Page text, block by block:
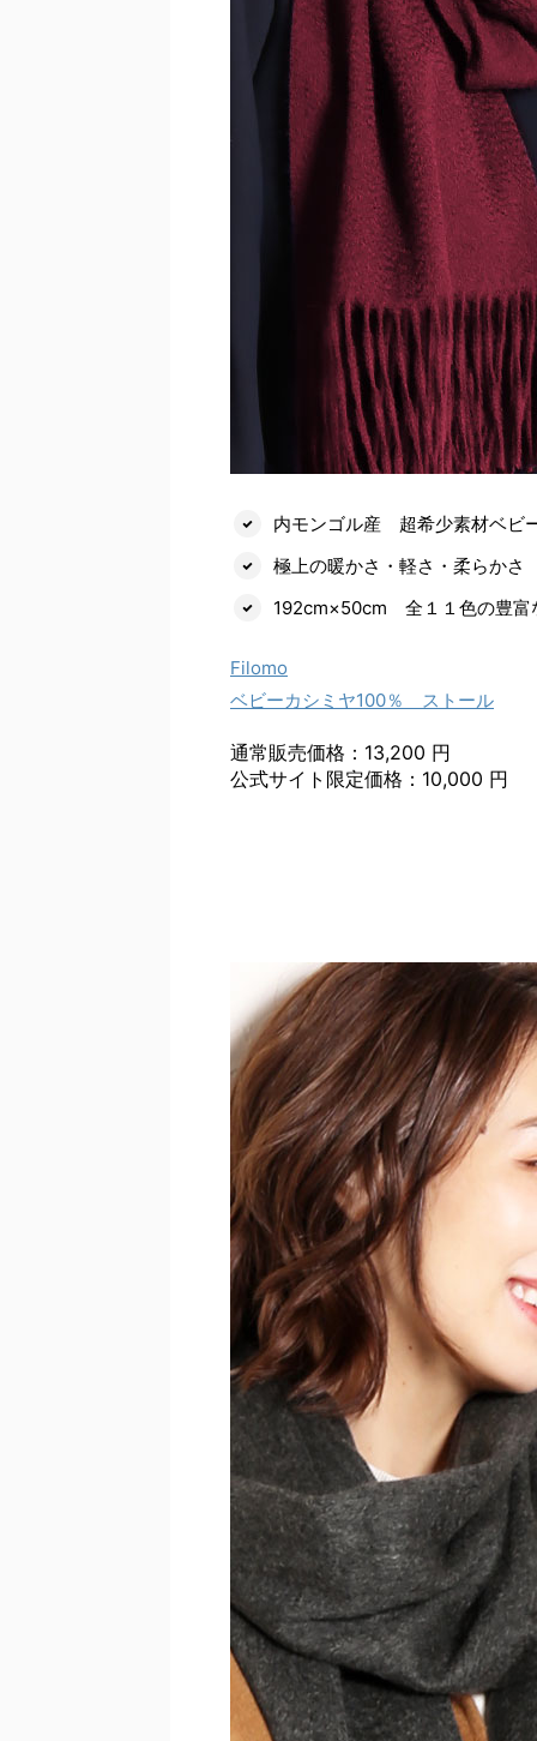
内モンゴル産 超希少素材ベビ
極上の暖かさ・軽さ・柔らかさ
192cm×50cm 全１１色の豊富
Filomo
ベビーカシミヤ100％ ストール
通常販売価格：13,200 円
公式サイト限定価格：10,000 円